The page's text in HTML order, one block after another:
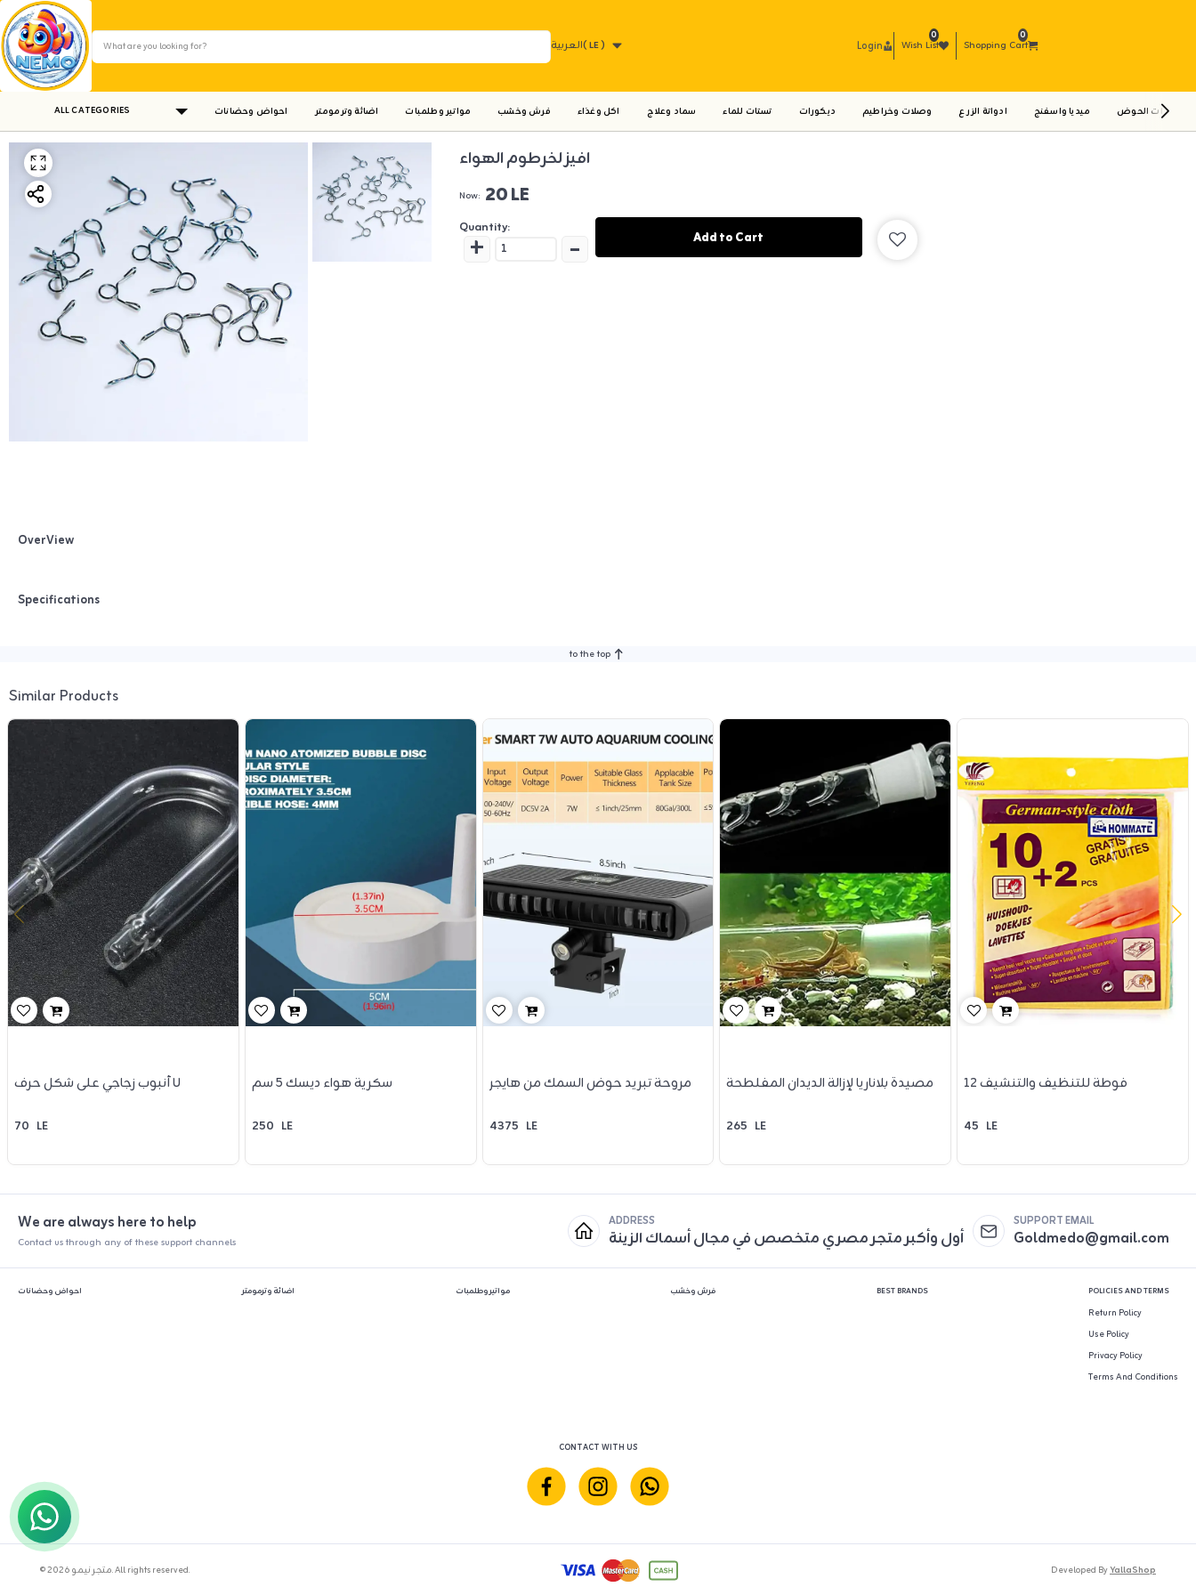
العربية( LE ) Login Wish List
0
Shopping Cart
0
ALL CATEGORIES احواض وحضانات اضائة وترمومتر مواتير وطلمبات فرش وخشب اكل وغذاء سماد وعلاج تستات للماء ديكورات وصلات وخراطيم ادواتة الزرع ميديا واسفنج ادوات الحوض
افيز لخرطوم الهواء
Now: 20 LE
Quantity:
+ - Add to Cart
OverView
Specifications
to the top
Similar Products
أنبوب زجاجي على شكل حرف U
70 LE
سكرية هواء ديسك 5 سم
250 LE
مروحة تبريد حوض السمك من هايجر
4375 LE
مصيدة بلاناريا لإزالة الديدان المفلطحة
265 LE
12 فوطة للتنظيف والتنشيف
45 LE
We are always here to help
Contact us through any of these support channels
ADDRESS
أول وأكبر متجر مصري متخصص في مجال أسماك الزينة
SUPPORT EMAIL
Goldmedo@gmail.com
احواض وحضانات اضائة وترمومتر مواتير وطلمبات فرش وخشب BEST BRANDS POLICIES AND TERMS
Return Policy
Use Policy
Privacy Policy
Terms And Conditions
CONTACT WITH US
© 2026 متجر نيمو. All rights reserved. Developed ByYallaShop